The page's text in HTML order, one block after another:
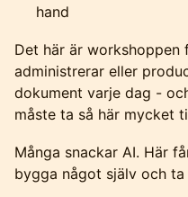
hand
Det här är workshoppen
administrerar eller
dokument varje dag -
måste ta så här mycket
Många snackar AI. Här
bygga något själv och ta